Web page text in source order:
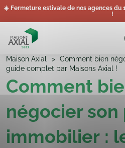
☀️ Fermeture estivale de nos agences du
!
Maison Axial
Comment bien
guide complet par Maisons Axial !
Comment
négocier son
immobilier :